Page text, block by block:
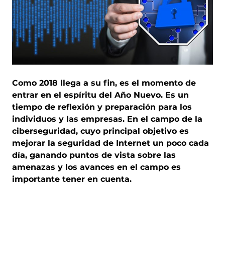
Como 2018 llega a su fin, es el momento de
entrar en el espíritu del Año Nuevo. Es un
tiempo de reflexión y preparación para los
individuos y las empresas. En el campo de la
ciberseguridad, cuyo principal objetivo es
mejorar la seguridad de Internet un poco cada
día, ganando puntos de vista sobre las
amenazas y los avances en el campo es
importante tener en cuenta.